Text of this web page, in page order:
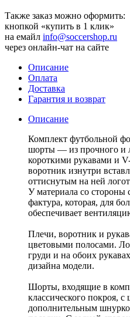
Также заказ можно оформить:
кнопкой «купить в 1 клик»
на емайл info@soccershop.ru
через онлайн-чат на сайте
Описание
Оплата
Доставка
Гарантия и возврат
Описание
Комплект футбольной
шорты — из прочного и
короткими рукавами и
воротник изнутри
оттиснутым на ней
У материала со стороны
фактура, которая, для
обеспечивает
Плечи, воротник и
цветовыми полосами.
груди и на обоих
дизайна модели.
Шорты, входящие в
классического покроя,
дополнительным